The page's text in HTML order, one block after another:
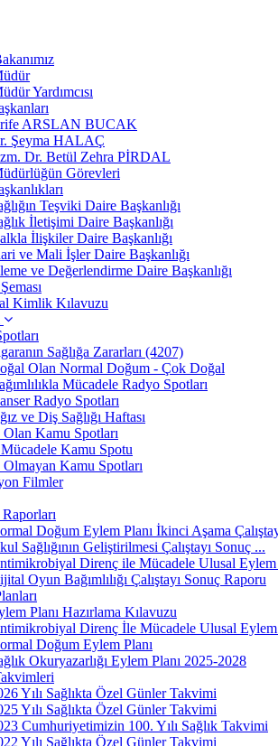
Yardımcısı
ARSLAN BUCAK
Şeyma HALAÇ
Dr. Betül Zehra PİRDAL
Görevleri
Teşviki Daire Başkanlığı
İletişimi Daire Başkanlığı
İlişkiler Daire Başkanlığı
ve Mali İşler Daire Başkanlığı
ve Değerlendirme Daire Başkanlığı
Kimlik Kılavuzu
Sağlığa Zararları (4207)
Olan Normal Doğum - Çok Doğal
Mücadele Radyo Spotları
Radyo Spotları
ve Diş Sağlığı Haftası
Olan Kamu Spotları
Kamu Spotu
Olmayan Kamu Spotları
Filmler
Doğum Eylem Planı İkinci Aşama
Sağlığının Geliştirilmesi Çalıştayı Sonuç ...
Direnç ile Mücadele Ulusal Eylem
Oyun Bağımlılığı Çalıştayı Sonuç Raporu
Planı Hazırlama Kılavuzu
Direnç İle Mücadele Ulusal
Doğum Eylem Planı
Okuryazarlığı Eylem Planı 2025-2028
Yılı Sağlıkta Özel Günler Takvimi
Yılı Sağlıkta Özel Günler Takvimi
Cumhuriyetimizin 100. Yılı Sağlık Takvimi
Yılı Sağlıkta Özel Günler Takvimi